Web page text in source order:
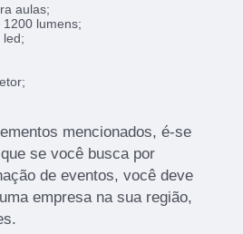
aulas;
lumens;
led;
mencionados, é-se
se você busca por
de eventos, você deve
empresa na sua região,